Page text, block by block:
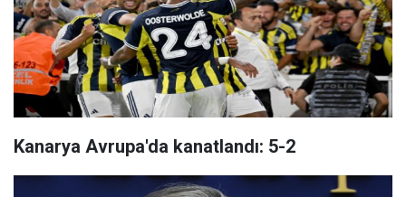
Kanarya Avrupa'da kanatlandı: 5-2